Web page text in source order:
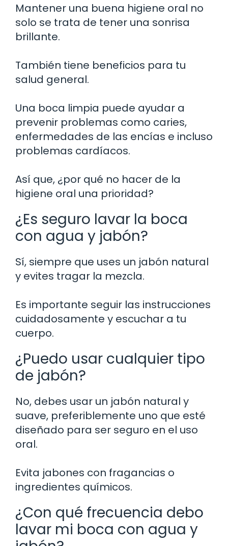
Mantener una buena higiene oral no
solo se trata de tener una sonrisa
brillante.
También tiene beneficios para tu
salud general.
Una boca limpia puede ayudar a
prevenir problemas como caries,
enfermedades de las encías e incluso
problemas cardíacos.
Así que, ¿por qué no hacer de la
higiene oral una prioridad?
¿Es seguro lavar la boca
con agua y jabón?
Sí, siempre que uses un jabón natural
y evites tragar la mezcla.
Es importante seguir las instrucciones
cuidadosamente y escuchar a tu
cuerpo.
¿Puedo usar cualquier tipo
de jabón?
No, debes usar un jabón natural y
suave, preferiblemente uno que esté
diseñado para ser seguro en el uso
oral.
Evita jabones con fragancias o
ingredientes químicos.
¿Con qué frecuencia debo
lavar mi boca con agua y